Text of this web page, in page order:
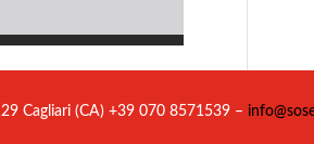
Cagliari (CA) +39 070 8571539 –